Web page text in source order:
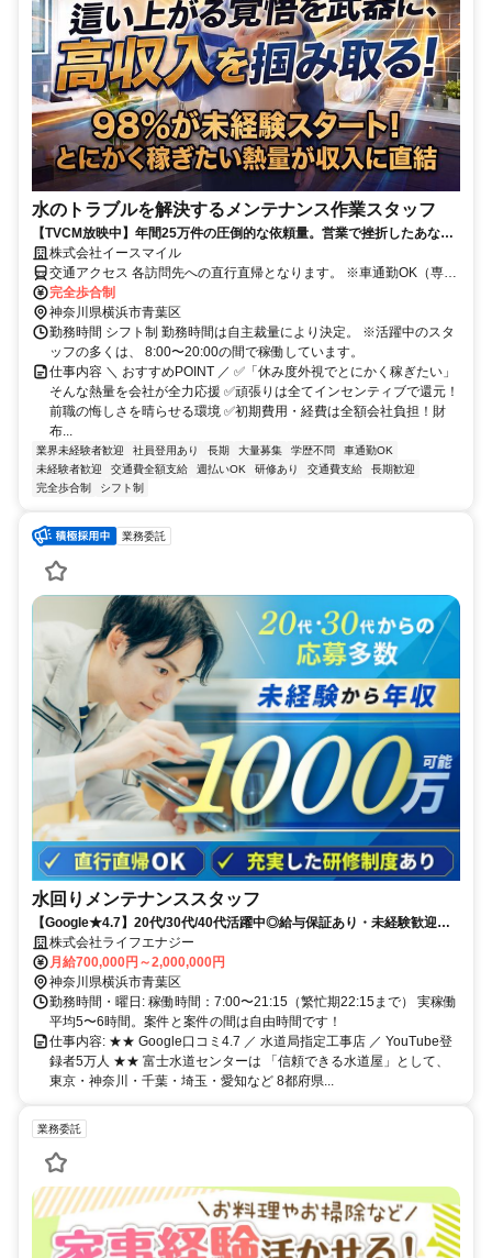
水のトラブルを解決するメンテナンス作業スタッフ
【TVCM放映中】年間25万件の圧倒的な依頼量。営業で挫折したあなた
へ、「一生モノの技術」と「這い上がる覚悟」を武器に、高収入を掴み
取る。
株式会社イースマイル
交通アクセス 各訪問先への直行直帰となります。 ※車通勤OK（専用
車の無償貸与あり） ※交通費全額支給（ガソリン代、高速代・パー
キング代は全額会社負担）
完全歩合制
神奈川県横浜市青葉区
勤務時間 シフト制 勤務時間は自主裁量により決定。 ※活躍中のスタ
ッフの多くは、 8:00〜20:00の間で稼働しています。
仕事内容 ＼ おすすめPOINT ／ ✅「休み度外視でとにかく稼ぎたい」
そんな熱量を会社が全力応援 ✅頑張りは全てインセンティブで還元！
前職の悔しさを晴らせる環境 ✅初期費用・経費は全額会社負担！財
布...
業界未経験者歓迎 社員登用あり 長期 大量募集 学歴不問
車通勤OK
未経験者歓迎
交通費全額支給 週払いOK 研修あり 交通費支給
長期歓迎
完全歩合制
シフト制
業務委託
水回りメンテナンススタッフ
【Google★4.7】20代/30代/40代活躍中◎給与保証あり・未経験歓迎！
免許だけでOK◎研修中も給与あり
株式会社ライフエナジー
月給700,000円～2,000,000円
神奈川県横浜市青葉区
勤務時間・曜日: 稼働時間：7:00〜21:15（繁忙期22:15まで） 実稼働
平均5〜6時間。案件と案件の間は自由時間です！
仕事内容: ★★ Google口コミ4.7 ／ 水道局指定工事店 ／ YouTube登
録者5万人 ★★ 富士水道センターは 「信頼できる水道屋」として、
東京・神奈川・千葉・埼玉・愛知など 8都府県...
業務委託